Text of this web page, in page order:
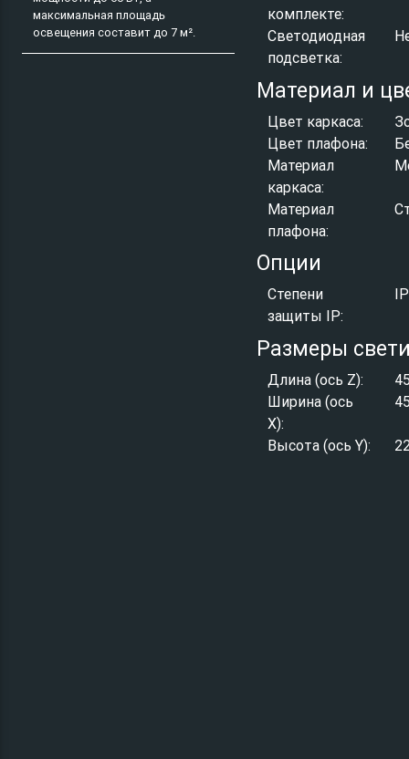
максимальная площадь
освещения составит до 7 м².
комплекте:
Светодиодная
подсветка:
Материал и
Цвет каркаса:
Цвет плафона:
Материал
каркаса:
Материал
плафона:
Опции
Степени
защиты IP:
Размеры
Длина (ось Z):
Ширина (ось
X):
Высота (ось Y):